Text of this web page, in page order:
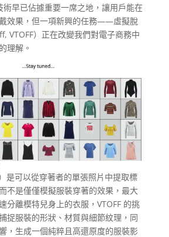
早已佔據重要一席之地，讓用戶能在
效果，但一項新興的任務——虛擬脫
VTOFF）正在改變我們對電子商務中
理解。
是可以從穿著者的單張照片中提取標
不是僅僅模擬服裝穿著的效果，最大
分離模特兒身上的衣服，VTOFF 的挑
捉服裝的形狀、材質與細節紋理，同
，生成一個純粹且高還原度的服裝影